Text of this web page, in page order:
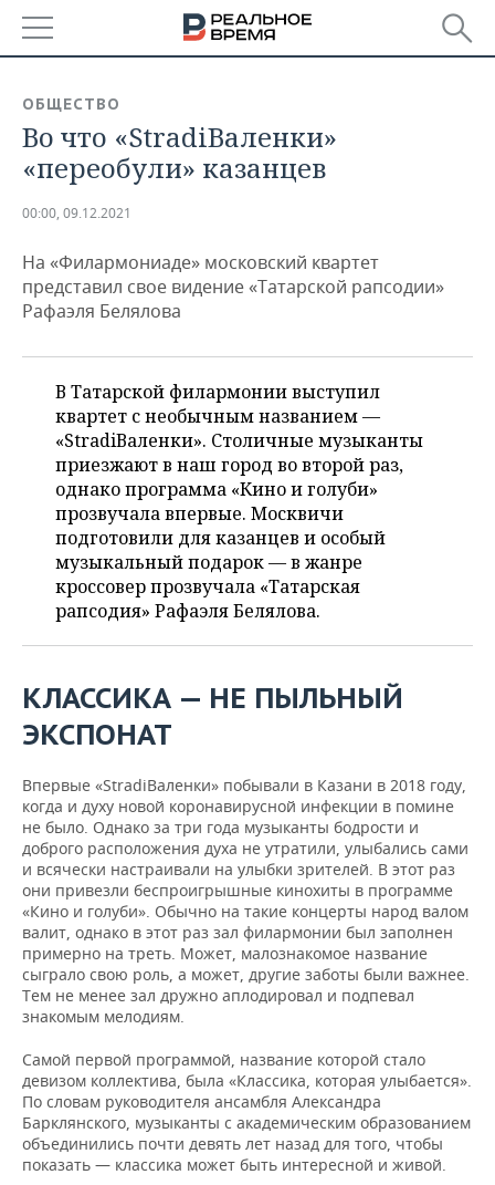
БАШКОРТОСТАН
ТАТАРСТАН
НОВОСТИ
АНАЛИТИКА
ДЕКЛАРАЦИИ О ДОХОДАХ
ВУЗЫ ТАТАРСТАНА
КОМУ ПРИНАДЛЕЖАТ
ТОРГОВЫЕ ЦЕНТРЫ
ТАТАРСТАНА
НОВОСТИ ЭКОНОМИКИ
БАНКИ
БЮДЖЕТ
ИНВЕСТИЦИИ
ПРОМЫШЛЕННОСТЬ
АГРОПРОМ
МАШИНОСТРОЕНИЕ
НЕФТЕХИМИЯ
НЕФТЬ
ОПК
НОВОСТИ НЕДВИЖИМОСТИ
АВТО
НОВОСТИ АВТО
БИЗНЕС
НОВОСТИ БИЗНЕСА
РОЗНИЧНАЯ ТОРГОВЛЯ
ТРАНСПОРТ
ТЕХНОЛОГИИ
НОВОСТИ ТЕХНОЛОГИЙ
ТЕЛЕКОММУНИКАЦИИ
МЕРОПРИЯТИЯ
НОВОСТИ МЕРОПРИЯТИЙ
БИЗНЕС-БРАНЧИ
ONLINE-КОНФЕРЕНЦИИ
ОТКРЫТАЯ ЛЕКЦИЯ
СПОРТ
ФУТБОЛ
ХОККЕЙ
БАСКЕТБОЛ
ВОЛЕЙБОЛ
КИБЕРСПОРТ
ФИГУРНОЕ КАТАНИЕ
ВОДНЫЕ ВИДЫ СПОРТА
ОБЩЕСТВО
НОВОСТИ ОБЩЕСТВА
ВЛАСТЬ
ИНФРАСТРУКТУРА
ИСТОРИЯ
КУЛЬТУРА
МЕДИЦИНА
ОБРАЗОВАНИЕ
ФОТОГАЛЕРЕЯ
СЮЖЕТЫ
СПРАВОЧНИК
СПИСОК ПЕРСОН
СПИСОК КОМПАНИЙ
ПОЛНАЯ ВЕРСИЯ
ОБЩЕСТВО
Во что «StradiВаленки»
«переобули» казанцев
00:00, 09.12.2021
На «Филармониаде» московский квартет
представил свое видение «Татарской рапсодии»
Рафаэля Белялова
В Татарской филармонии выступил
квартет с необычным названием —
«StradiВаленки». Столичные музыканты
приезжают в наш город во второй раз,
однако программа «Кино и голуби»
прозвучала впервые. Москвичи
подготовили для казанцев и особый
музыкальный подарок — в жанре
кроссовер прозвучала «Татарская
рапсодия» Рафаэля Белялова.
КЛАССИКА — НЕ ПЫЛЬНЫЙ
ЭКСПОНАТ
Впервые «StradiВаленки» побывали в Казани в 2018 году,
когда и духу новой коронавирусной инфекции в помине
не было. Однако за три года музыканты бодрости и
доброго расположения духа не утратили, улыбались сами
и всячески настраивали на улыбки зрителей. В этот раз
они привезли беспроигрышные кинохиты в программе
«Кино и голуби». Обычно на такие концерты народ валом
валит, однако в этот раз зал филармонии был заполнен
примерно на треть. Может, малознакомое название
сыграло свою роль, а может, другие заботы были важнее.
Тем не менее зал дружно аплодировал и подпевал
знакомым мелодиям.
Самой первой программой, название которой стало
девизом коллектива, была «Классика, которая улыбается».
По словам руководителя ансамбля Александра
Барклянского, музыканты с академическим образованием
объединились почти девять лет назад для того, чтобы
показать — классика может быть интересной и живой.